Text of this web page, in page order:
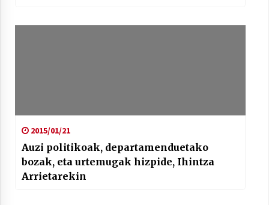
2015/01/21
Auzi politikoak, departamenduetako
bozak, eta urtemugak hizpide, Ihintza
Arrietarekin